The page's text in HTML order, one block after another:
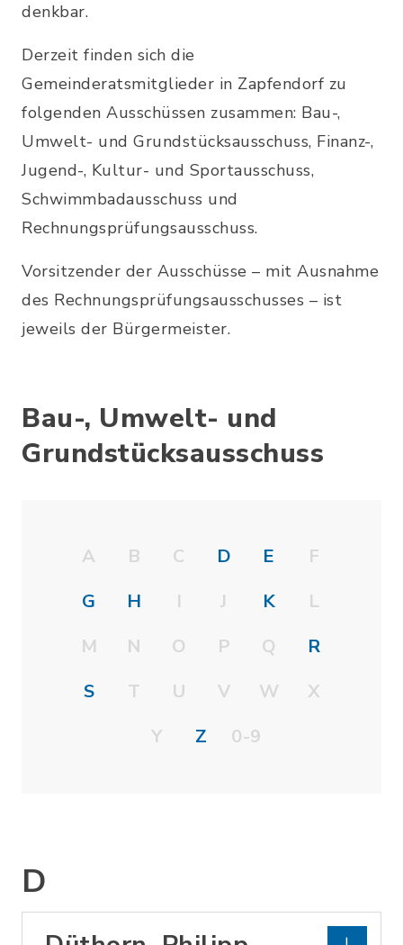
denkbar.
Derzeit finden sich die
Gemeinderatsmitglieder in Zapfendorf zu
folgenden Ausschüssen zusammen: Bau-,
Umwelt- und Grundstücksausschuss, Finanz-,
Jugend-, Kultur- und Sportausschuss,
Schwimmbadausschuss und
Rechnungsprüfungsausschuss.
Vorsitzender der Ausschüsse – mit Ausnahme
des Rechnungsprüfungsausschusses – ist
jeweils der Bürgermeister.
Bau-, Umwelt- und
Grundstücksausschuss
A B C D E
F
G
H I J K
L
M
N O P Q
R
S
T U V W
X
Y
Z 0-9
D